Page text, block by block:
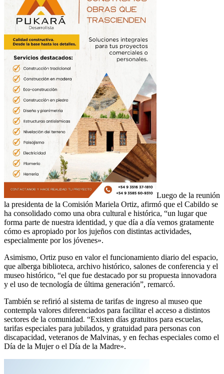
Luego de la reunión
la presidenta de la Comisión Mariela Ortiz, afirmó que el Cabildo se
ha consolidado como una obra cultural e histórica, “un lugar que
forma parte de nuestra identidad, y que día a día vemos gratamente
cómo es apropiado por los jujeños con distintas actividades,
especialmente por los jóvenes».
Asimismo, Ortiz puso en valor el funcionamiento diario del espacio,
que alberga biblioteca, archivo histórico, salones de conferencia y el
museo histórico, “el que fue destacado por su propuesta innovadora
y el uso de tecnología de última generación”, remarcó.
También se refirió al sistema de tarifas de ingreso al museo que
contempla valores diferenciados para facilitar el acceso a distintos
sectores de la comunidad. “Existen días gratuitos para escuelas,
tarifas especiales para jubilados, y gratuidad para personas con
discapacidad, veteranos de Malvinas, y en fechas especiales como el
Día de la Mujer o el Día de la Madre».